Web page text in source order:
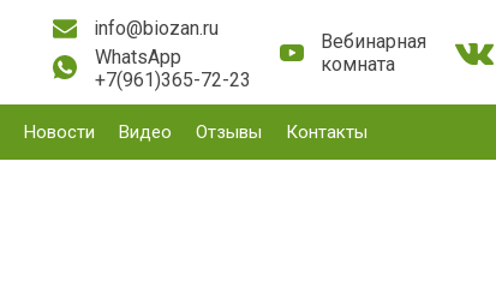
info@biozan.ru
WhatsApp
+7(961)365-72-23
Вебинарная
комната
Новости Видео Отзывы Контакты